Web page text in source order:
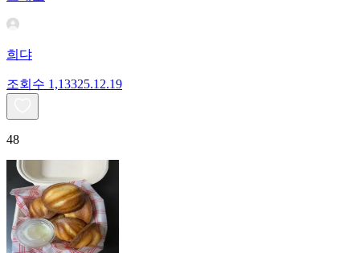
희댜
조회수 1,13325.12.19
48